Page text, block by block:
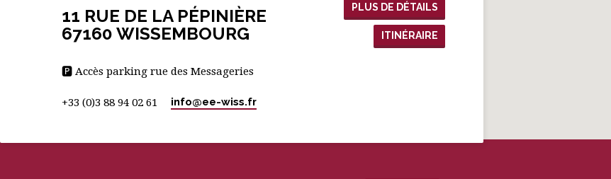
11 RUE DE LA PÉPINIÈRE
67160 WISSEMBOURG
PLUS DE DÉTAILS
ITINÉRAIRE
🅿 Accès parking rue des Messageries
+33 (0)3 88 94 02 61 info​@ee-wiss.fr